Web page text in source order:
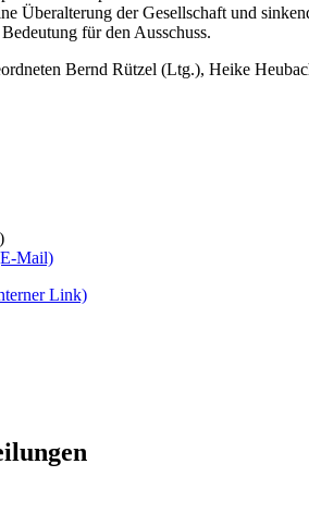
Überalterung der Gesellschaft und
für den Ausschuss.
Bernd Rützel (Ltg.), Heike
Mail)
Link)